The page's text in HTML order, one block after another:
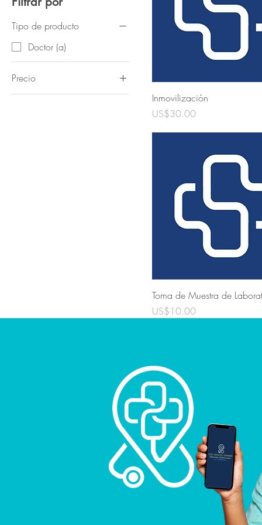
Tipo de producto
Doctor (a)
Precio
Inmovilización
Precio
US$30.00
Toma de Muestra de
Precio
US$10.00